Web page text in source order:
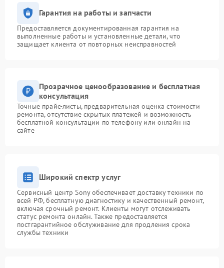
Гарантия на работы и запчасти
Предоставляется документированная гарантия на
выполненные работы и установленные детали, что
защищает клиента от повторных неисправностей
Прозрачное ценообразование и бесплатная
консультация
Точные прайс-листы, предварительная оценка стоимости
ремонта, отсутствие скрытых платежей и возможность
бесплатной консультации по телефону или онлайн на
сайте
Широкий спектр услуг
Сервисный центр Sony обеспечивает доставку техники по
всей РФ, бесплатную диагностику и качественный ремонт,
включая срочный ремонт. Клиенты могут отслеживать
статус ремонта онлайн. Также предоставляется
постгарантийное обслуживание для продления срока
службы техники